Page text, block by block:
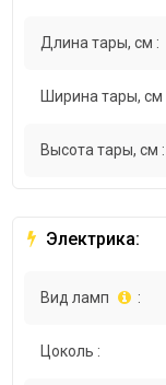
Длина тары, см :
Ширина тары, см
Высота тары, см :
Электрика:
Вид ламп :
Цоколь :